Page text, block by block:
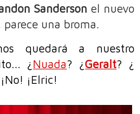
Sanderson el nuevo
una broma.
quedará a nuestro
¿ Nuada? ¿Geralt? ¿
¡Elric!